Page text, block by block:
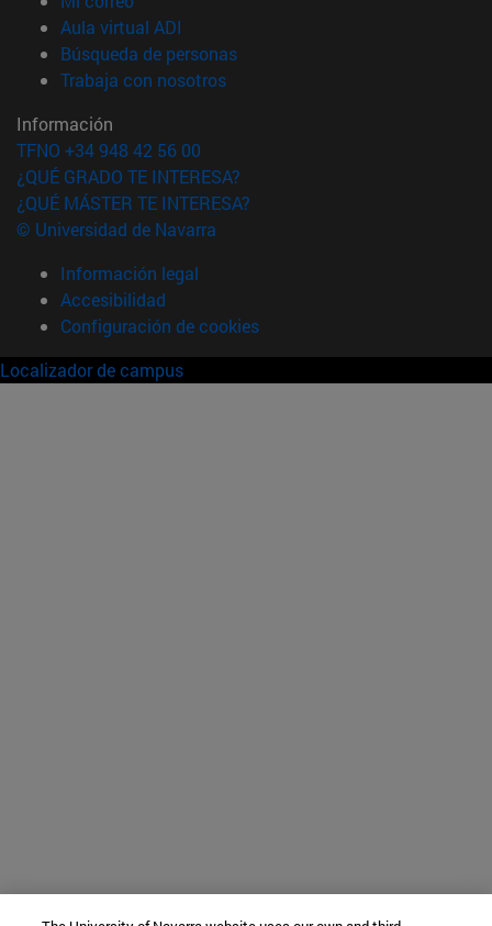
Aula virtual ADI
Búsqueda de personas(abre en nueva ventana)
Trabaja con nosotros(abre en nueva ventana)
Información
TFNO +34 948 42 56 00
¿QUÉ GRADO TE INTERESA?
¿QUÉ MÁSTER TE INTERESA?
© Universidad de Navarra
Información legal
Accesibilidad
Configuración de cookies
Localizador de campus